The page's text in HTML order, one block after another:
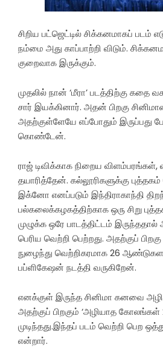
சிறிய பட்ஜெட்டில் சிக்கனமாகப் படம்
நம்மை அது காப்பாற்றி விடும்.
குறைவாக இருக்கும்.
முதலில் நான் ‘மீரா’ படத்திற்கு கதை
சார் இயக்கினார். அதன் பிறகு
அதற்குள்ளேயே எப்போதும் இருப்பது
கொண்டேன்.
ராஜ் டிவிக்காக நிறைய
தயாரித்தேன். கல்லூரிகளுக்கு
இக்னோ எனப்படும் இந்திராகாந்தி
பல்கலைக்கழகத்திற்காக ஒரு சிறு
முழுக்க ஒரே பாடத்திட்டம் இருந்ததால்
பெரிய வெற்றி பெற்றது. அதற்குப்
நுழைந்து வெற்றிகரமாக 26
பப்ளிகேஷன் நடத்தி வருகிறேன்.
எனக்குள் இருந்த சினிமா கனவை
அதற்குப் பிறகும் ‘அழியாத கோலங்கள்
முடிந்தது.இந்தப் படம் வெற்றி பெற
என்றார்.